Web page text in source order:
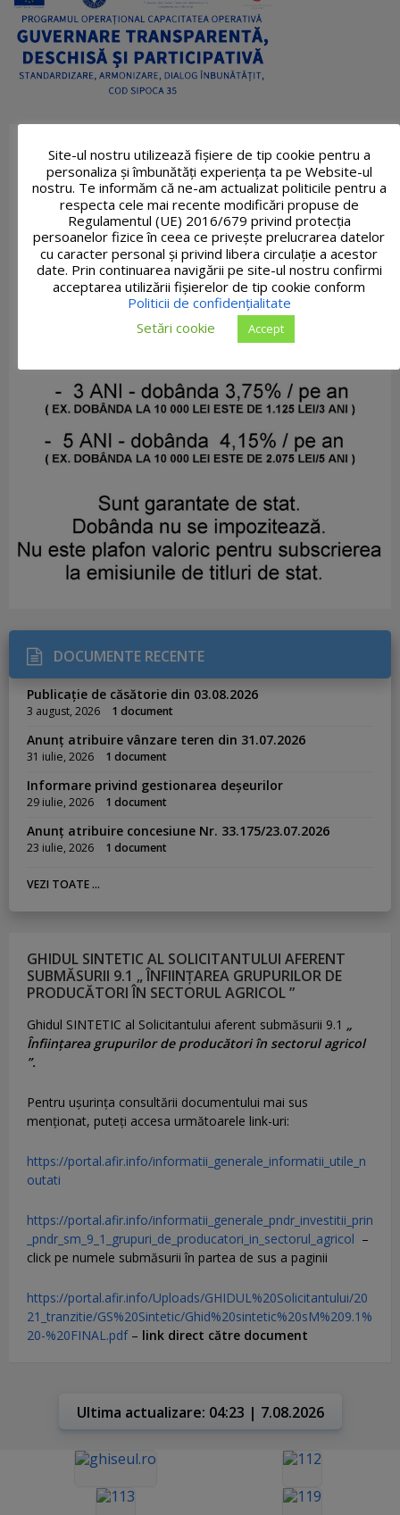
DOCUMENTE RECENTE
Publicație de căsătorie din 03.08.2026
3 august, 2026 1 document
Anunț atribuire vânzare teren din 31.07.2026
31 iulie, 2026 1 document
Informare privind gestionarea deșeurilor
29 iulie, 2026 1 document
Anunț atribuire concesiune Nr. 33.175/23.07.2026
23 iulie, 2026 1 document
VEZI TOATE ...
GHIDUL SINTETIC AL SOLICITANTULUI AFERENT
SUBMĂSURII 9.1 „ ÎNFIINȚAREA GRUPURILOR DE
PRODUCĂTORI ÎN SECTORUL AGRICOL ”
Ghidul SINTETIC al Solicitantului aferent submăsurii 9.1 „
Înființarea grupurilor de producători în sectorul agricol
”.
Pentru uşurinţa consultării documentului mai sus
menţionat, puteţi accesa următoarele link-uri:
https://portal.afir.info/informatii_generale_informatii_utile_n
outati
https://portal.afir.info/informatii_generale_pndr_investitii_prin
_pndr_sm_9_1_grupuri_de_producatori_in_sectorul_agricol –
click pe numele submăsurii în partea de sus a paginii
https://portal.afir.info/Uploads/GHIDUL%20Solicitantului/20
21_tranzitie/GS%20Sintetic/Ghid%20sintetic%20sM%209.1%
20-%20FINAL.pdf– link direct către document
Ultima actualizare: 04:23 | 7.08.2026
Site-ul nostru utilizează fişiere de tip cookie pentru a
personaliza și îmbunătăți experiența ta pe Website-ul
nostru. Te informăm că ne-am actualizat politicile pentru a
respecta cele mai recente modificări propuse de
Regulamentul (UE) 2016/679 privind protecția
persoanelor fizice în ceea ce privește prelucrarea datelor
cu caracter personal și privind libera circulație a acestor
date. Prin continuarea navigării pe site-ul nostru confirmi
acceptarea utilizării fişierelor de tip cookie conform
Politicii de confidențialitate
Setări cookie
Accept